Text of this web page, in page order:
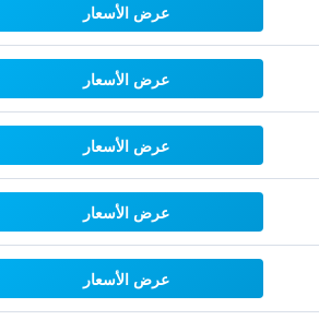
عرض الأسعار
عرض الأسعار
عرض الأسعار
عرض الأسعار
عرض الأسعار